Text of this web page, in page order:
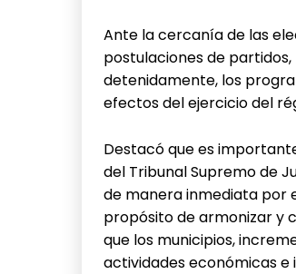
Ante la cercanía de las
postulaciones de
detenidamente, los
efectos del ejercicio del
Destacó que es
del Tribunal Supremo de
de manera inmediata por
propósito de armonizar y
que los municipios,
actividades económicas